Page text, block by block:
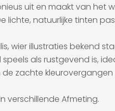
uit en maakt van het
lichte, natuurlijke tinten
wier illustraties bekend
als rustgevend is,
zachte
verschillende Afmeting.